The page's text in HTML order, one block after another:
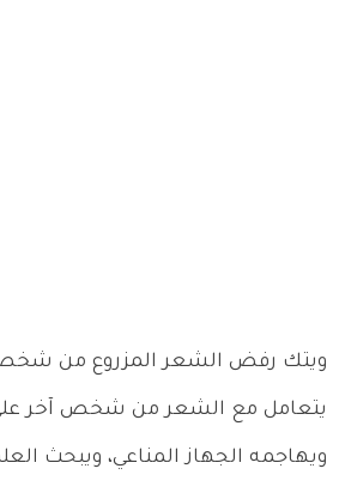
ويتك رفض الشعر المزروع من
يتعامل مع الشعر من شخص آخر
ويهاجمه الجهاز المناعي، ويبحث